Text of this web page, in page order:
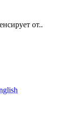
от..